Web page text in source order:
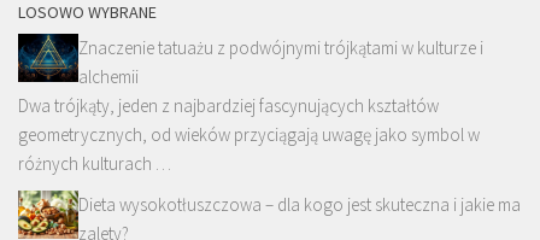
LOSOWO WYBRANE
Znaczenie tatuażu z podwójnymi trójkątami w kulturze i
alchemii
Dwa trójkąty, jeden z najbardziej fascynujących kształtów
geometrycznych, od wieków przyciągają uwagę jako symbol w
różnych kulturach …
Dieta wysokotłuszczowa – dla kogo jest skuteczna i jakie ma
zalety?